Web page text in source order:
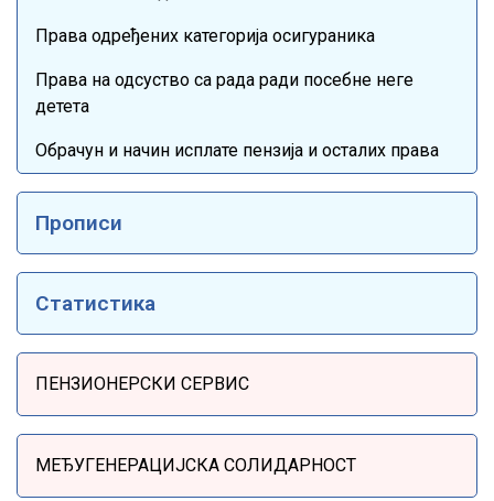
Права одређених категорија осигураника
Права на одсуство са рада ради посебне неге
детета
Обрачун и начин исплате пензија и осталих права
Прописи
Статистика
ПЕНЗИОНЕРСКИ СЕРВИС
МЕЂУГЕНЕРАЦИЈСКА СОЛИДАРНОСТ